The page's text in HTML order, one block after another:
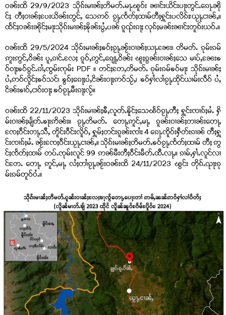
ဝၼ်းထိ 29/9/2023 သိုၵ်းမၢၼ်ႈတိမတ်ႉမႃႉၽူဝ်း ၼၢင်းယိင်းပႃးတွင်ႉၵေႃႉၼို
င်ႈ တီႈဝၢၼ်ႈပႄးယိၼ်းတွင်ႇ သေဢဝ် ၵႂႃႇၸႅတ်ႈထၢမ်တီႈႁူင်းပလိၵ်ႊယႂႃႇငၢၼ်ႇ။
ထႅင်ႈဝၼ်းၼိုင်ႈမႃးသိုၵ်းမၢၼ်ႈၶိုၼ်းပွႆႇပၼ် ၵူၺ်းၵႃႈ လုၵ်ႈမၼ်းၼၢင်းတူၵ်းယဝ်ႉ။
ဝၼ်းထိ 29/5/2024 သိုၵ်းမၢၼ်ႈၶဝ်ႈၵႂႃႇၼႂ်းဝၢၼ်ႈယႃႉၼႄး၊ တိမတ်ႉ ၵုမ်းၵမ်
ဢူးဢွင်ႇဝိၼ်း ပူႇၵၢင်ႉလႄႈ ၵူဝ်ႇဢွင်ႇၵျေႃႇဝိၼ်း ၽူႈၵွၼ်းဝၢၼ်ႈသေ မၢပ်ႇၼႄးၶ
ဝ်ဝႃႈၶဝ်ၵွင်ႉၵၢႆႇၸွမ်းၸုမ်း PDF ။ တင်ႈတႄႇတိမတ်ႉ ၵုမ်းၵမ်ၶဝ်မႃး သိုၵ်းမၢၼ်ႈ
ပႆႇဢဝ်လိူင်ႈၶဝ်သင်၊ ၶွၵ်ႈၵေႃႈပႆႇငိၼ်းဝႃႈဢဝ်သႂ်ႇ၊ ၶဝ်ႁၢႆလၢႆၵႂႃႇထိုင်ယၢမ်းလဵဝ် ပႆႇ
ငိၼ်းၶၢဝ်ႇငၢဝ်းဝႃႈ ၶဝ်ၵႂႃႇမီးၵႃႈလႂ်။
ဝၼ်းထိ 22/11/2023 သိုၵ်းမၢၼ်ႈၶီႇလူတ်ႉၶိူင်ႈသေၽႅဝ်ၵႂႃႇတီႈ ႁူင်းၸၢၵ်ႈမႆႉ ႁိ
မ်းဝၢၼ်ႈမျႅတ်ႉၶႃးဢိၼ်း။ ၵႂႃႇတိမတ်ႉ တေႃႇဢူင်ႇမႃႇ ၵူၼ်းဝၢၼ်ႈတၢၼ်းတေႃႇ
ၸႄႈဝဵင်းတႃႇသီႇ တိူင်းဝဵင်းလိူဝ်ႇ ႁူမ်ႈတင်းၵူၼ်းၸၢႆး 4 ၵေႃႉၸိူဝ်းႁဵတ်းၵၢၼ် တီႈႁူ
င်းၸၢၵ်ႈမႆႉ ၼႂ်းၸႄႈဝဵင်းယႂႃႇငၢၼ်ႇ။ သိုၵ်းမၢၼ်ႈတိမတ်ႉၶဝ်ၵႂႃႇၸႅတ်ႈထၢမ် တီႈ ဢွ
င်ႈၸႅတ်ႈထၢမ် တပ်ႉၸုမ်းလူင် 99 ဢၼ်မီးတီႈဝဵင်းမဵတ်ႉထီႉလႃႇ။ ၵၢမ်ႇႁၢႆႉလူင်လၢ
င်တႄႉ တေႃႇ ဢူင်ႇမႃႇ လႆႈတၢႆၵႂႃႇၼႂ်းဝၼ်းထိ 24/11/2023 ၽွင်း တိုၵ်ႉၺႃးၵု
မ်းၵမ်တူဝ်ဝႆႉ။